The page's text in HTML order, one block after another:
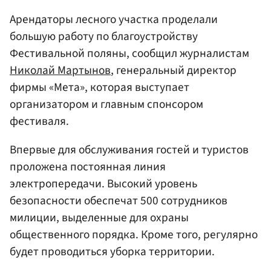
Арендаторы лесного участка проделали
большую работу по благоустройству
Фестивальной поляны, сообщил журналистам
Николай Мартынов, генеральный директор
фирмы «Мета», которая выступает
организатором и главным спонсором
фестиваля.
Впервые для обслуживания гостей и туристов
проложена постоянная линия
электропередачи. Высокий уровень
безопасности обеспечат 500 сотрудников
милиции, выделенные для охраны
общественного порядка. Кроме того, регулярно
будет проводиться уборка территории.